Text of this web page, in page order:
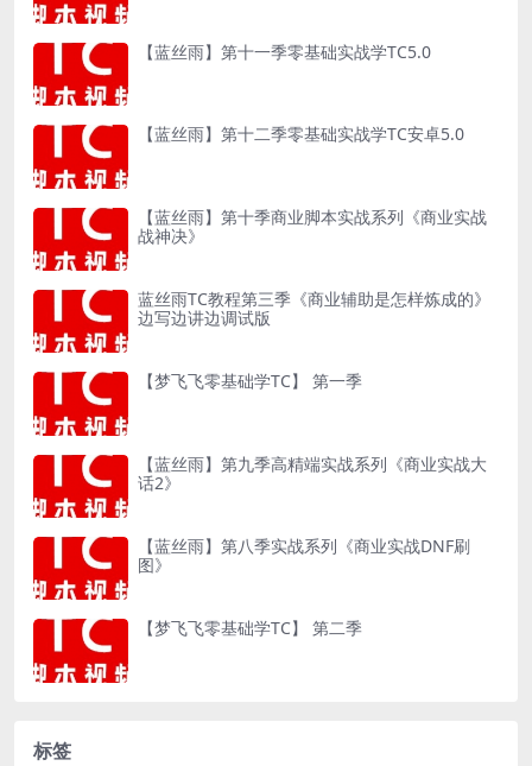
【蓝丝雨】第十一季零基础实战学TC5.0
【蓝丝雨】第十二季零基础实战学TC安卓5.0
【蓝丝雨】第十季商业脚本实战系列《商业实战
战神决》
蓝丝雨TC教程第三季《商业辅助是怎样炼成的》
边写边讲边调试版
【梦飞飞零基础学TC】 第一季
【蓝丝雨】第九季高精端实战系列《商业实战大
话2》
【蓝丝雨】第八季实战系列《商业实战DNF刷
图》
【梦飞飞零基础学TC】 第二季
标签